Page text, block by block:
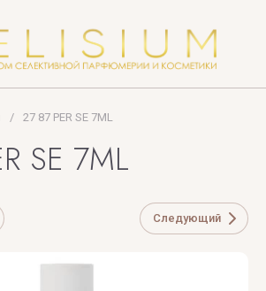
/ 27 87 PER SE 7ML
SE 7ML
Следующий
Thomas
Kosmala
TIFFANY
Tom
Ford